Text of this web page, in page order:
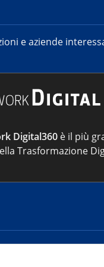
e aziende
Digital360 è il più
Trasformazione